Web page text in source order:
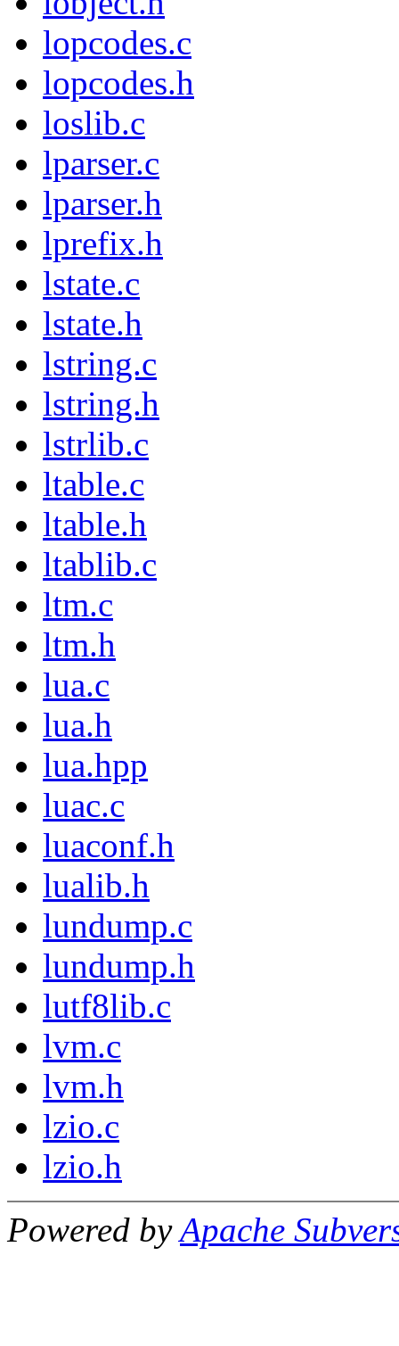
lopcodes.c
lopcodes.h
loslib.c
lparser.c
lparser.h
lprefix.h
lstate.c
lstate.h
lstring.c
lstring.h
lstrlib.c
ltable.c
ltable.h
ltablib.c
ltm.c
ltm.h
lua.c
lua.h
lua.hpp
luac.c
luaconf.h
lualib.h
lundump.c
lundump.h
lutf8lib.c
lvm.c
lvm.h
lzio.c
lzio.h
Powered byApache